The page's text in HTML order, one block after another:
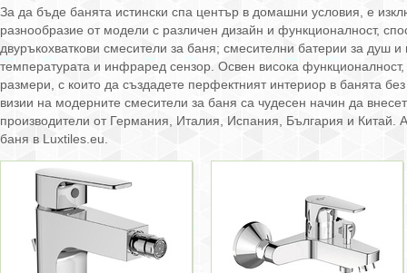
За да бъде банята истински спа център в домашни условия, е
разнообразие от модели с различен дизайн и функционалност,
двуръкохваткови смесители за баня; смесителни батерии за душ
температурата и инфраред сензор. Освен висока
размери, с които да създадете перфектният интериор в банята
визии на модерните смесители за баня са чудесен начин да
производители от Германия, Италия, Испания, България и Китай.
баня в Luxtiles.eu.